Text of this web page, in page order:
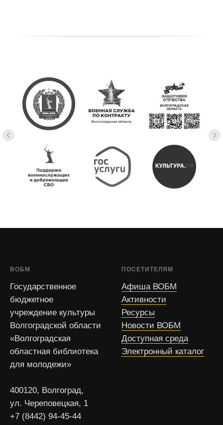
ВОБМ
Государственное
бюджетное
учреждение культуры
Волгоградской области
«Волгоградская
областная библиотека
для молодежи»
400120, Волгоград,
ул. Череповецкая, 1
+7 (8442) 94-45-44
ПОСЕТИТЕЛЯМ
Афиша ВОБМ
Активности
Ресурсы
Новости ВОБМ
Доступная среда
Электронный каталог